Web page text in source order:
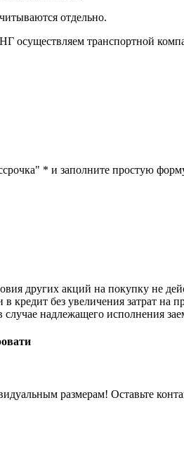
отдельно.
осуществляем транспортной
* и заполните простую
других акций на покупку не
кредит без увеличения затрат
случае надлежащего исполнения
размерам! Оставьте